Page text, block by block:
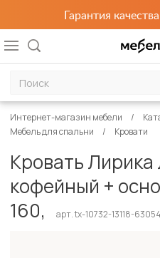
Гарантия
Интернет-магазин мебели
Мебель для спальни
Кровати
Кровать
кофейный +
160,
арт. tx-10732-13118-63054